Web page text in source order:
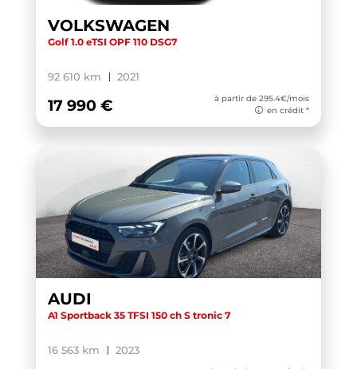
DS 3 (1)
DS7 CROSSBACK (2)
E-TRON GT (2)
E-UP! 2.0 (1)
EHS (1)
(1)
EXPERT FOURGON (1)
FABIA (14)
FABIA COMBI (1)
FORMENTOR (21)
VOLKSWAGEN
Golf 1.0 eTSI OPF 110 DSG7
92 610 km 2021
17 990 €
à partir de 295.4€/mois
en crédit *
AUDI
A1 Sportback 35 TFSI 150 ch S tronic 7
16 563 km 2023